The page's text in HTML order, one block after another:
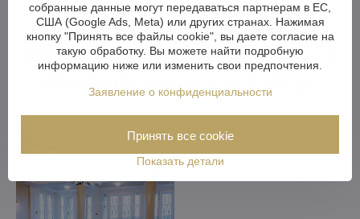
Любая хрустальная люстра в
нашем предложении может быть
изготовлена на заказ для вас
собранные данные могут передаваться партнерам в ЕС,
США (Google Ads, Meta) или других странах. Нажимая
кнопку "Принять все файлы cookie", вы даете согласие на
такую обработку. Вы можете найти подробную
информацию ниже или изменить свои предпочтения.
Заявление о конфиденциальности
Показать детали
Принять все cookie